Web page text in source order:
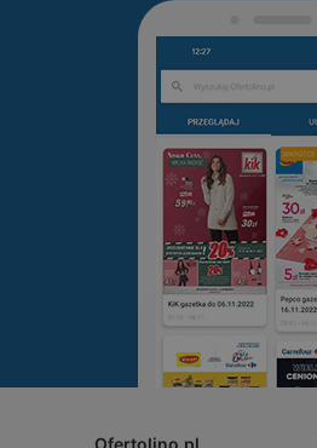
Ofertolino.pl